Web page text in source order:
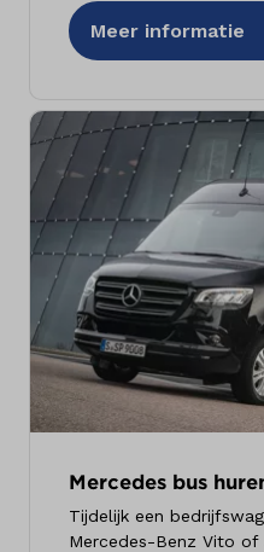
Meer informatie
Mercedes bus
Tijdelijk een
Mercedes-Benz Vito of